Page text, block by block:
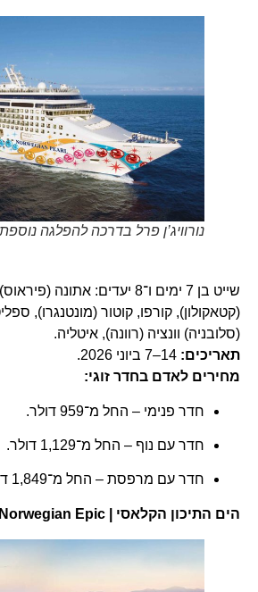
נורוויג’ן פרל בדרכה להפלגה נוספת.
שייט בן 7 ימים ו־8 יעדים: אתונה
(קטאקולון), קורפו, קוטור (מונטנגרו),
(סלובניה) וונציה (רוונה), איטליה.
תאריכים:14–7 ביוני 2026.
מחירים לאדם בחדר זוגי:
חדר פנימי – החל מ־959 דולר.
חדר עם נוף – החל מ־1,129 דולר.
חדר עם מרפסת – החל מ־1,849 דולר.
הים התיכון הקלאסי | Norwegian Epic